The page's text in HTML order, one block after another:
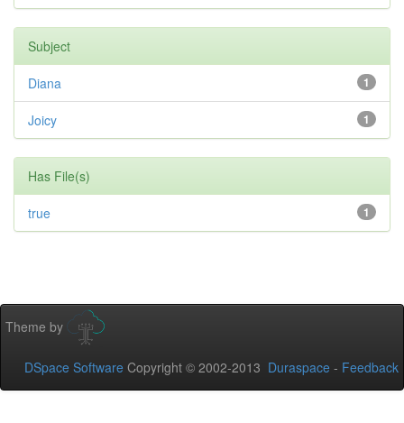
Subject
1
Diana
1
Joicy
Has File(s)
1
true
Theme by
DSpace Software Copyright © 2002-2013 Duraspace - Feedback